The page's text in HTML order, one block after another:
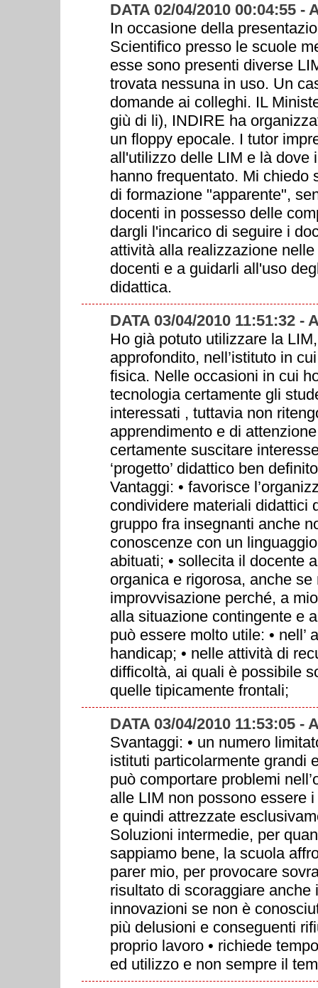
DATA 02/04/2010 00:04:55
In occasione della
Scientifico presso le scuole
esse sono presenti diverse
trovata nessuna in uso. Un
domande ai colleghi. IL
giù di li), INDIRE ha
un floppy epocale. I tutor
all'utilizzo delle LIM e là dove
hanno frequentato. Mi chiedo
di formazione "apparente",
docenti in possesso delle
dargli l'incarico di seguire i
attività alla realizzazione
docenti e a guidarli all'uso
didattica.
DATA 03/04/2010 11:51:32 -
Ho già potuto utilizzare la
approfondito, nell’istituto in
fisica. Nelle occasioni in cui
tecnologia certamente gli
interessati , tuttavia non
apprendimento e di
certamente suscitare
‘progetto’ didattico ben
Vantaggi: • favorisce
condividere materiali didattici
gruppo fra insegnanti anche
conoscenze con un
abituati; • sollecita il docente
organica e rigorosa, anche
improvvisazione perché, a
alla situazione contingente e
può essere molto utile: •
handicap; • nelle attività di
difficoltà, ai quali è possibile
quelle tipicamente frontali;
DATA 03/04/2010 11:53:05 -
Svantaggi: • un numero
istituti particolarmente grandi
può comportare problemi
alle LIM non possono essere
e quindi attrezzate
Soluzioni intermedie, per
sappiamo bene, la scuola
parer mio, per provocare
risultato di scoraggiare anche
innovazioni se non è
più delusioni e conseguenti
proprio lavoro • richiede
ed utilizzo e non sempre il